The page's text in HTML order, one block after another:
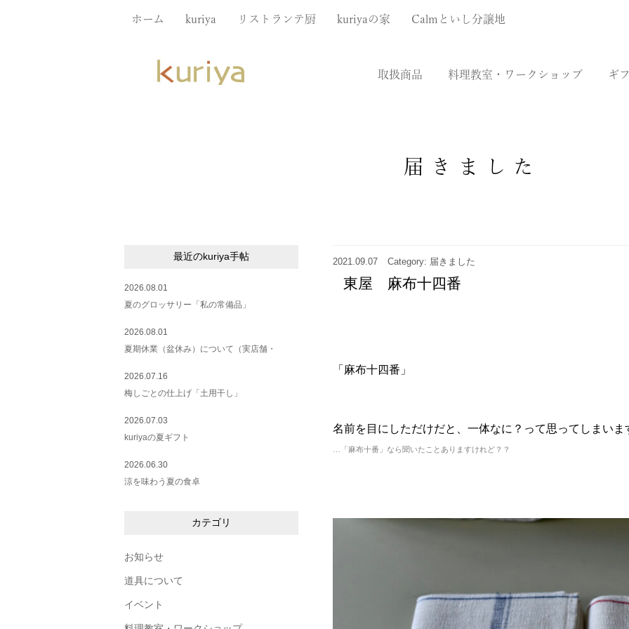
ホーム kuriya リストランテ厨 kuriyaの家 Calmといし分譲地
取扱商品 料理教室・ワークショップ ギ
届きました
2021.09.07 Category: 届きました
東屋 麻布十四番
「麻布十四番」
名前を目にしただけだと、一体なに？って思ってしまいま
…「麻布十番」なら聞いたことありますけれど？？
最近のkuriya手帖
2026.08.01
夏のグロッサリー「私の常備品」
2026.08.01
夏期休業（盆休み）について（実店舗・
2026.07.16
梅しごとの仕上げ「土用干し」
2026.07.03
kuriyaの夏ギフト
2026.06.30
涼を味わう夏の食卓
カテゴリ
お知らせ
道具について
イベント